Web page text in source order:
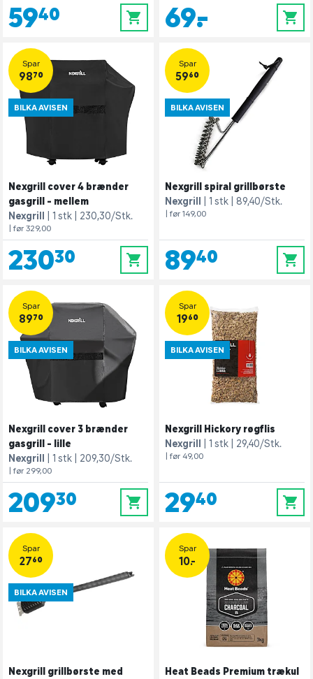
59,40 0 69,- 0
Spar
98,70
BILKA AVISEN
Nexgrill cover 4 brænder
gasgrill - mellem
Nexgrill
1 stk 230,30/Stk.
| før 329,00
230,30 0
Spar
59,60
BILKA AVISEN
Nexgrill spiral grillbørste
Nexgrill
1 stk 89,40/Stk.
| før 149,00
89,40 0
Spar
89,70
BILKA AVISEN
Nexgrill cover 3 brænder
gasgrill - lille
Nexgrill
1 stk 209,30/Stk.
| før 299,00
209,30 0
Spar
19,60
BILKA AVISEN
Nexgrill Hickory røgflis
Nexgrill
1 stk 29,40/Stk.
| før 49,00
29,40 0
Spar
27,60
BILKA AVISEN
Nexgrill grillbørste med
Spar
10.-
Heat Beads Premium trækul